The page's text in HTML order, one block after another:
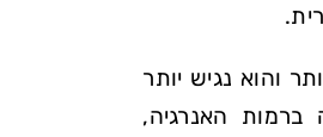
והוא נגיש יותר
ברמות האנרגיה,